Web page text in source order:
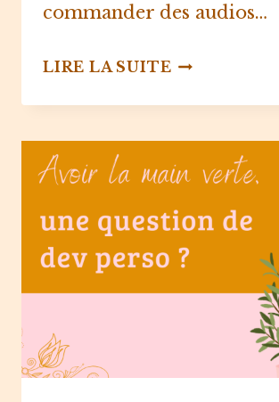
commander des audios…
LIRE LA SUITE 5
SUR
L’HYPNOSE